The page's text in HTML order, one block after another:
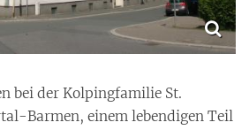
bei der Kolpingfamilie St.
Barmen, einem lebendigen Teil